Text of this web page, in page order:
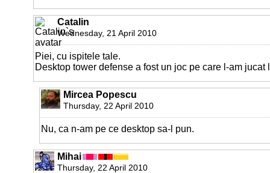
Catalin
Wednesday, 21 April 2010
Piei, cu ispitele tale.
Desktop tower defense a fost un joc pe care l-am jucat
Mircea Popescu
Thursday, 22 April 2010
Nu, ca n-am pe ce desktop sa-l pun.
Mihai
Thursday, 22 April 2010